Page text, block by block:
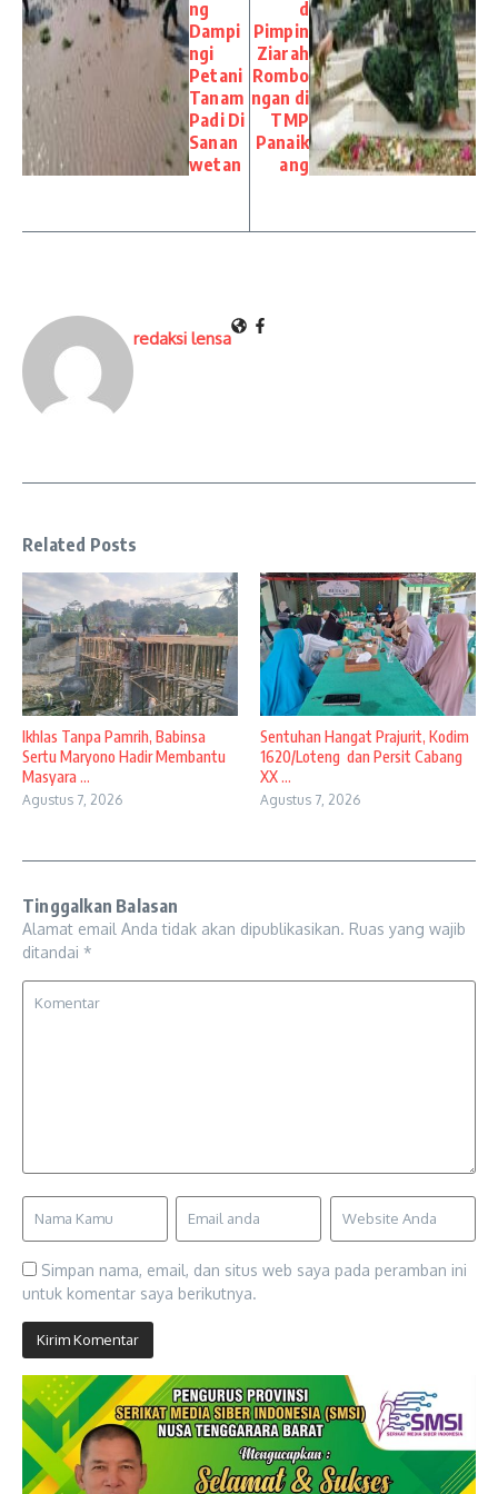
ng
Dampi
ngi
Petani
Tanam
Padi Di
Sanan
wetan
d
Pimpin
Ziarah
Rombo
ngan di
TMP
Panaik
ang
redaksi lensa
Related Posts
Ikhlas Tanpa Pamrih, Babinsa
Sertu Maryono Hadir Membantu
Masyara ...
Agustus 7, 2026
Sentuhan Hangat Prajurit, Kodim
1620/Loteng dan Persit Cabang
XX ...
Agustus 7, 2026
Tinggalkan Balasan
Alamat email Anda tidak akan dipublikasikan. Ruas yang wajib
ditandai *
Simpan nama, email, dan situs web saya pada peramban ini
untuk komentar saya berikutnya.